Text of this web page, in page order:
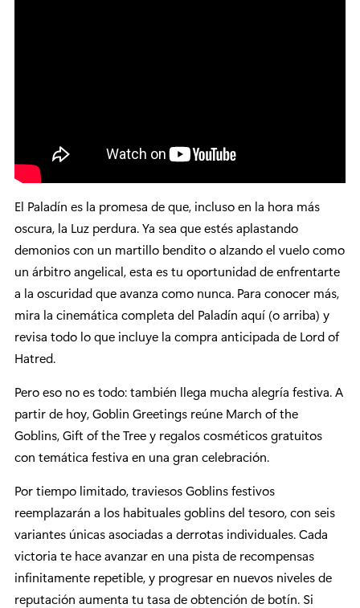
El Paladín es la promesa de que, incluso en la hora más
oscura, la Luz perdura. Ya sea que estés aplastando
demonios con un martillo bendito o alzando el vuelo como
un árbitro angelical, esta es tu oportunidad de enfrentarte
a la oscuridad que avanza como nunca. Para conocer más,
mira la cinemática completa del Paladín aquí (o arriba) y
revisa todo lo que incluye la compra anticipada de Lord of
Hatred.
Pero eso no es todo: también llega mucha alegría festiva. A
partir de hoy, Goblin Greetings reúne March of the
Goblins, Gift of the Tree y regalos cosméticos gratuitos
con temática festiva en una gran celebración.
Por tiempo limitado, traviesos Goblins festivos
reemplazarán a los habituales goblins del tesoro, con seis
variantes únicas asociadas a derrotas individuales. Cada
victoria te hace avanzar en una pista de recompensas
infinitamente repetible, y progresar en nuevos niveles de
reputación aumenta tu tasa de obtención de botín. Si